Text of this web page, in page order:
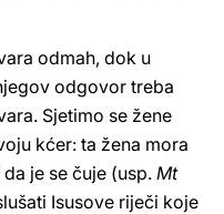
odmah, dok u
odgovor treba
Sjetimo se žene
kćer: ta žena mora
je se čuje (usp. Mt
Isusove riječi koje